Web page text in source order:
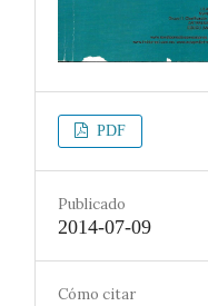
PDF
Publicado
2014-07-09
Cómo citar